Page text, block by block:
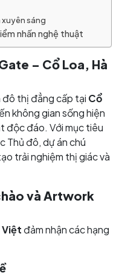
xuyên sáng
nhấn nghệ thuật
– Cổ Loa, Hà
đô thị đẳng cấp tại Cổ
không gian sống hiện
độc đáo. Với mục tiêu
Thủ đô, dự án chú
trải nghiệm thị giác và
và Artwork
Việt đảm nhận các hạng